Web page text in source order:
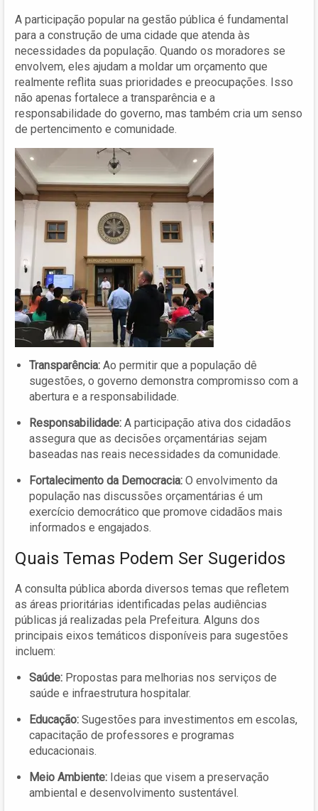
A participação popular na gestão pública é fundamental
para a construção de uma cidade que atenda às
necessidades da população. Quando os moradores se
envolvem, eles ajudam a moldar um orçamento que
realmente reflita suas prioridades e preocupações. Isso
não apenas fortalece a transparência e a
responsabilidade do governo, mas também cria um senso
de pertencimento e comunidade.
Transparência: Ao permitir que a população dê
sugestões, o governo demonstra compromisso com a
abertura e a responsabilidade.
Responsabilidade: A participação ativa dos cidadãos
assegura que as decisões orçamentárias sejam
baseadas nas reais necessidades da comunidade.
Fortalecimento da Democracia: O envolvimento da
população nas discussões orçamentárias é um
exercício democrático que promove cidadãos mais
informados e engajados.
Quais Temas Podem Ser Sugeridos
A consulta pública aborda diversos temas que refletem
as áreas prioritárias identificadas pelas audiências
públicas já realizadas pela Prefeitura. Alguns dos
principais eixos temáticos disponíveis para sugestões
incluem:
Saúde: Propostas para melhorias nos serviços de
saúde e infraestrutura hospitalar.
Educação: Sugestões para investimentos em escolas,
capacitação de professores e programas
educacionais.
Meio Ambiente: Ideias que visem a preservação
ambiental e desenvolvimento sustentável.